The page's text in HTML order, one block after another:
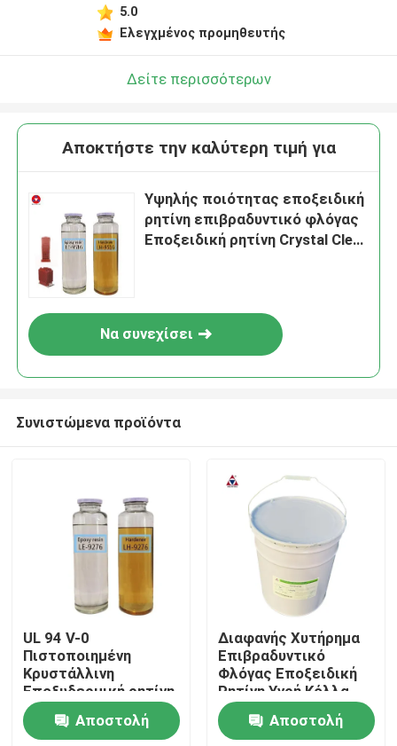
Σπίτι
Προϊόντα
Βίντεο
5.0
Ελεγχμένος προμηθευτής
Δείτε περισσότερων
Αποκτήστε την καλύτερη τιμή για
Υψηλής ποιότητας εποξειδική
ρητίνη επιβραδυντικό φλόγας
Εποξειδική ρητίνη Crystal Clear
Να συνεχίσει
Συνιστώμενα προϊόντα
UL 94 V-0
Πιστοποιημένη
Κρυστάλλινη
Εποξυδερμική ρητίνη
με θερμοκρασία
δωματίου για
Αποστολή
Διαφανής Χυτήρημα
Επιβραδυντικό
Φλόγας Εποξειδική
Ρητίνη Υγρή Κόλλα
για Διαδικασία APG
με TG 115-128 για
Αποστολή